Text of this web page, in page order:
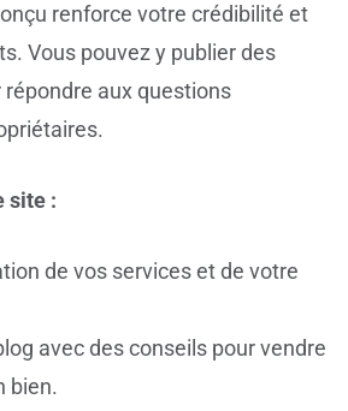
renforce votre crédibilité et
Vous pouvez y publier des
aux questions
site :
de vos services et de votre
avec des conseils pour vendre
bien.